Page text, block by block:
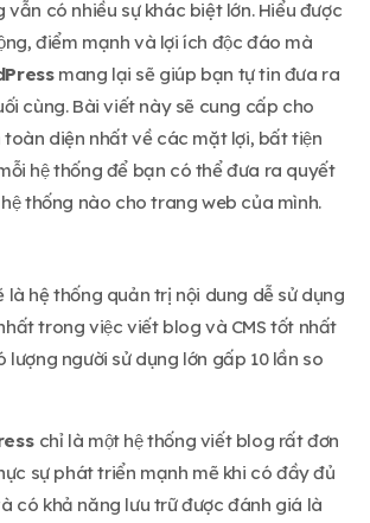
vẫn có nhiều sự khác biệt lớn. Hiểu được
điểm mạnh và lợi ích độc đáo mà
mang lại sẽ giúp bạn tự tin đưa ra
cùng. Bài viết này sẽ cung cấp cho
toàn diện nhất về các mặt lợi, bất tiện
hệ thống để bạn có thể đưa ra quyết
thống nào cho trang web của mình.
là hệ thống quản trị nội dung dễ sử dụng
trong việc viết blog và CMS tốt nhất
lượng người sử dụng lớn gấp 10 lần so
chỉ là một hệ thống viết blog rất đơn
sự phát triển mạnh mẽ khi có đầy đủ
có khả năng lưu trữ được đánh giá là